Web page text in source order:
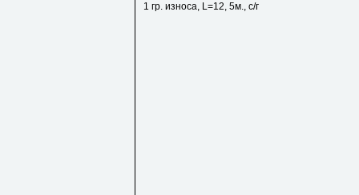
1 гр. износа, L=12, 5м., с/г